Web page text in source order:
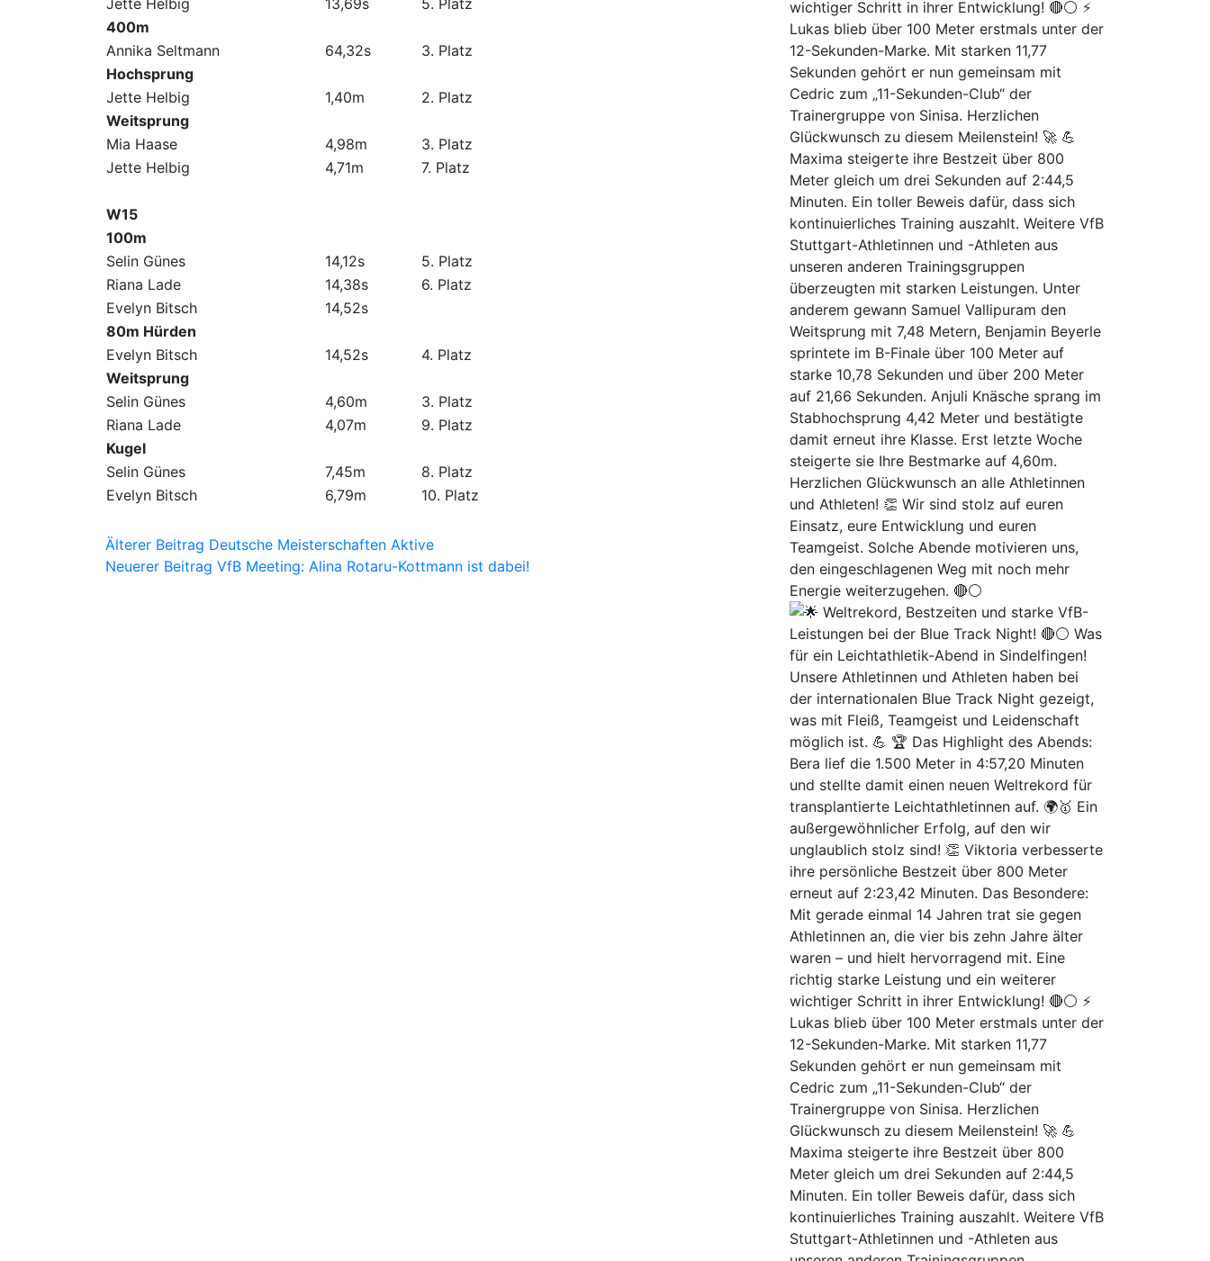
Jette Helbig
13,69s
5. Platz
400m
Annika Seltmann
64,32s
3. Platz
Hochsprung
Jette Helbig
1,40m
2. Platz
Weitsprung
Mia Haase
4,98m
3. Platz
Jette Helbig
4,71m 7. Platz
W15
100m
Selin Günes
14,12s
5. Platz
Riana Lade
14,38s
6. Platz
Evelyn Bitsch
14,52s
80m Hürden
Evelyn Bitsch
14,52s
4. Platz
Weitsprung
Selin Günes
4,60m
3. Platz
Riana Lade
4,07m
9. Platz
Kugel
Selin Günes
7,45m
8. Platz
Evelyn Bitsch
6,79m 10. Platz
Beitragsnavigation
Älterer Beitrag Deutsche Meisterschaften Aktive
Neuerer Beitrag VfB Meeting: Alina Rotaru-Kottmann ist dabei!